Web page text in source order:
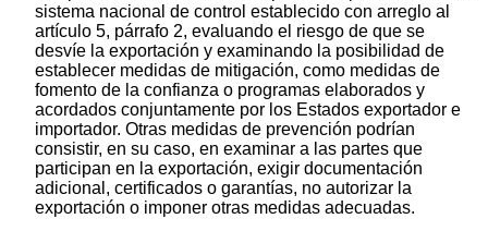
sistema nacional de control establecido con arreglo al
artículo 5, párrafo 2, evaluando el riesgo de que se
desvíe la exportación y examinando la posibilidad de
establecer medidas de mitigación, como medidas de
fomento de la confianza o programas elaborados y
acordados conjuntamente por los Estados exportador e
importador. Otras medidas de prevención podrían
consistir, en su caso, en examinar a las partes que
participan en la exportación, exigir documentación
adicional, certificados o garantías, no autorizar la
exportación o imponer otras medidas adecuadas.